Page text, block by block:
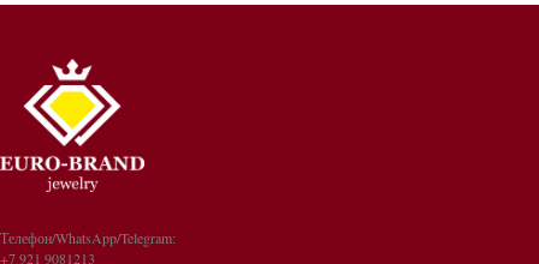
Телефон/WhatsApp/Telegram:
+7 921 9081213